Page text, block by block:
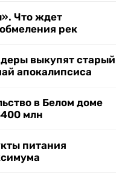
Что ждет
рек
выкупят старый
апокалипсиса
в Белом доме
млн
питания